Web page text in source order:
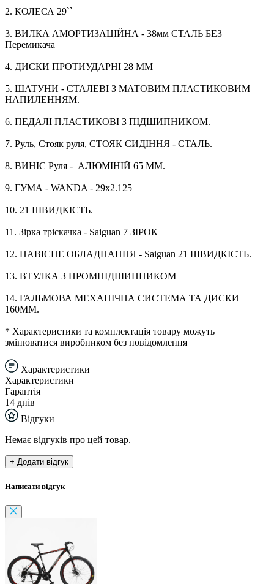
2. КОЛЕСА 29``
3. ВИЛКА АМОРТИЗАЦІЙНА - 38мм СТАЛЬ БЕЗ
Перемикача
4. ДИСКИ ПРОТИУДАРНІ 28 ММ
5. ШАТУНИ - СТАЛЕВІ З МАТОВИМ ПЛАСТИКОВИМ
НАПИЛЕННЯМ.
6. ПЕДАЛІ ПЛАСТИКОВІ З ПІДШИПНИКОМ.
7. Руль, Стояк руля, СТОЯК СИДІННЯ - СТАЛЬ.
8. ВИНІС Руля - АЛЮМІНІЙ 65 ММ.
9. ГУМА - WANDA - 29х2.125
10. 21 ШВИДКІСТЬ.
11. Зірка тріскачка - Saiguan 7 ЗІРOК
12. НАВІСНЕ ОБЛАДНАННЯ - Saiguan 21 ШВИДКІСТЬ.
13. ВТУЛКА З ПРОМПІДШИПНИКОМ
14. ГАЛЬМОВА МЕХАНІЧНА СИСТЕМА ТА ДИСКИ
160ММ.
* Характеристики та комплектація товару можуть
змінюватися виробником без повідомлення
Характеристики
Характеристики
Гарантія
14 днів
Відгуки
Немає відгуків про цей товар.
+ Додати відгук
Написати відгук